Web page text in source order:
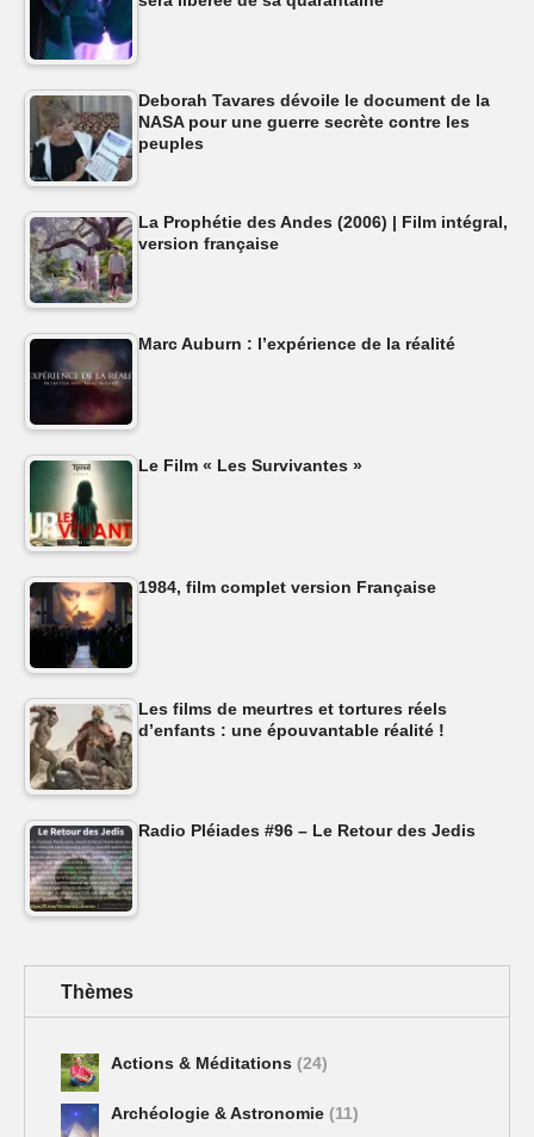
Deborah Tavares dévoile le document de la
NASA pour une guerre secrète contre les
peuples
La Prophétie des Andes (2006) | Film intégral,
version française
Marc Auburn : l’expérience de la réalité
Le Film « Les Survivantes »
1984, film complet version Française
Les films de meurtres et tortures réels
d’enfants : une épouvantable réalité !
Radio Pléiades #96 – Le Retour des Jedis
Thèmes
Actions & Méditations (24)
Archéologie & Astronomie (11)